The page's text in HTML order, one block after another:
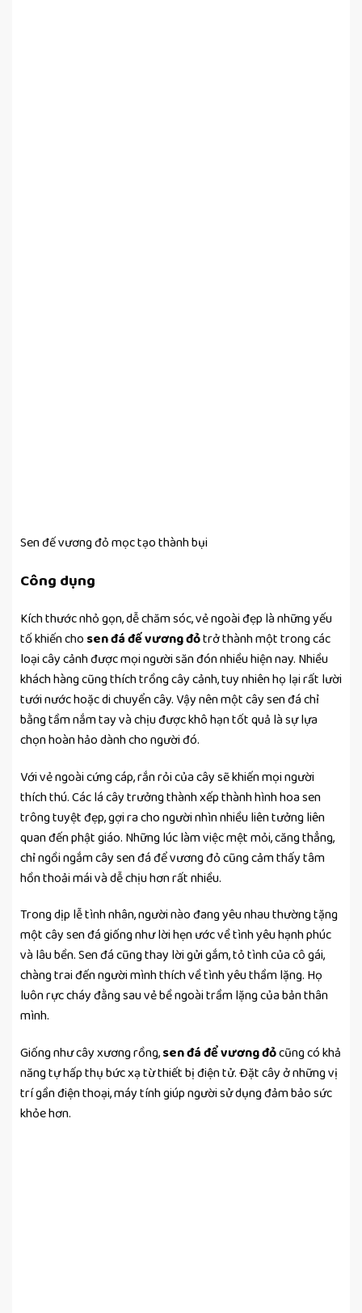
Sen đế vương đỏ mọc tạo thành bụi
Công dụng
Kích thước nhỏ gọn, dễ chăm sóc, vẻ ngoài đẹp là những yếu
tố khiến cho sen đá đế vương đỏtrở thành một trong các
loại cây cảnh được mọi người săn đón nhiều hiện nay. Nhiều
khách hàng cũng thích trồng cây cảnh, tuy nhiên họ lại rất lười
tưới nước hoặc di chuyển cây. Vậy nên một cây sen đá chỉ
bằng tầm nắm tay và chịu được khô hạn tốt quả là sự lựa
chọn hoàn hảo dành cho người đó.
Với vẻ ngoài cứng cáp, rắn rỏi của cây sẽ khiến mọi người
thích thú. Các lá cây trưởng thành xếp thành hình hoa sen
trông tuyệt đẹp, gợi ra cho người nhìn nhiều liên tưởng liên
quan đến phật giáo. Những lúc làm việc mệt mỏi, căng thẳng,
chỉ ngồi ngắm cây sen đá để vương đỏ cũng cảm thấy tâm
hồn thoải mái và dễ chịu hơn rất nhiều.
Trong dịp lễ tình nhân, người nào đang yêu nhau thường tặng
một cây sen đá giống như lời hẹn ước về tình yêu hạnh phúc
và lâu bền. Sen đá cũng thay lời gửi gắm, tỏ tình của cô gái,
chàng trai đến người mình thích về tình yêu thầm lặng. Họ
luôn rực cháy đằng sau vẻ bề ngoài trầm lặng của bản thân
mình.
Giống như cây xương rồng,sen đá để vương đỏcũng có khả
năng tự hấp thụ bức xạ từ thiết bị điện tử. Đặt cây ở những vị
trí gần điện thoại, máy tính giúp người sử dụng đảm bảo sức
khỏe hơn.